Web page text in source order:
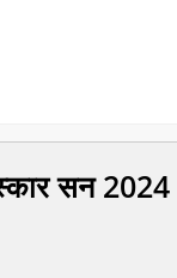
सन 2024